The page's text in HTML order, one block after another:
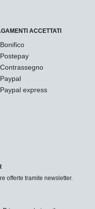
ACCETTATI
Bonifico
Postepay
Contrassegno
Paypal
Paypal express
offerte tramite newsletter.